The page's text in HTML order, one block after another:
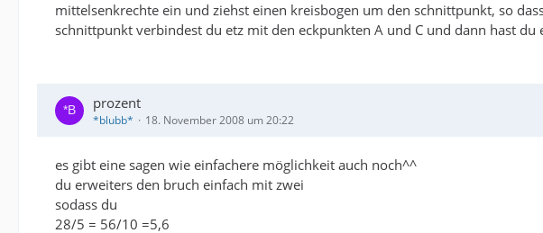
mittelsenkrechte ein und ziehst einen kreisbogen um den schnittpunkt, so
schnittpunkt verbindest du etz mit den eckpunkten A und C und dann hast du
prozent
*blubb* 18. November 2008 um 20:22
es gibt eine sagen wie einfachere möglichkeit auch noch^^
du erweiters den bruch einfach mit zwei
sodass du
28/5 = 56/10 =5,6